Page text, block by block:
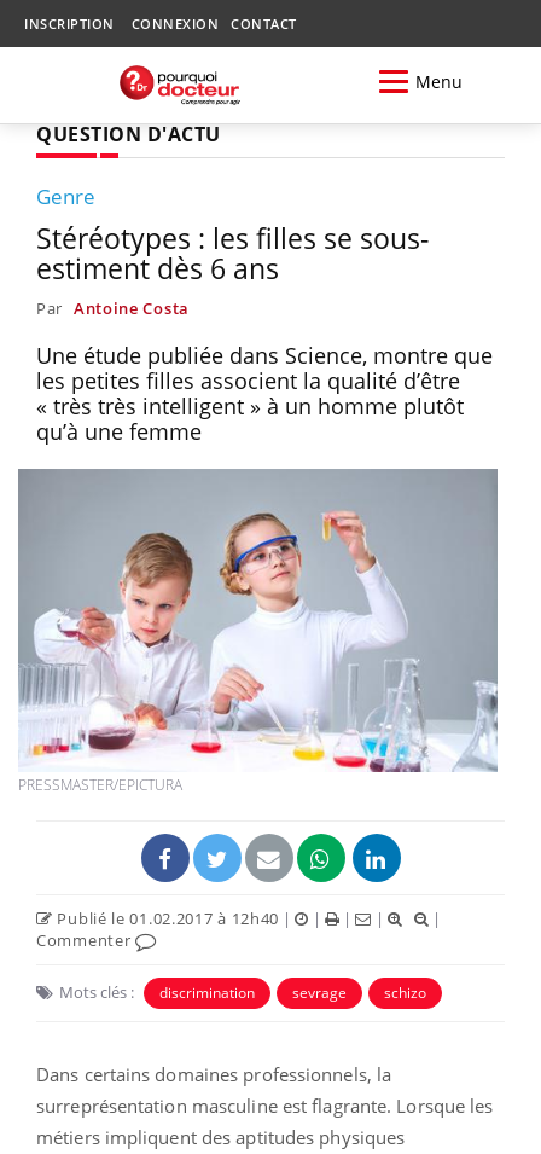
INSCRIPTION CONNEXION CONTACT
Menu
QUESTION D'ACTU
Genre
Stéréotypes : les filles se sous-
estiment dès 6 ans
Par Antoine Costa
Une étude publiée dans Science, montre que
les petites filles associent la qualité d’être
« très très intelligent » à un homme plutôt
qu’à une femme
PRESSMASTER/EPICTURA
Publié le 01.02.2017 à 12h40 | | | |
|
Commenter
Mots clés : discrimination sevrage schizo
Dans certains domaines professionnels, la
surreprésentation masculine est flagrante. Lorsque les
métiers impliquent des aptitudes physiques